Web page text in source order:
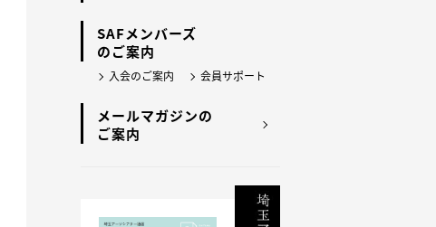
SAFメンバーズ
のご案内
入会のご案内 会員サポート
メールマガジンの
ご案内